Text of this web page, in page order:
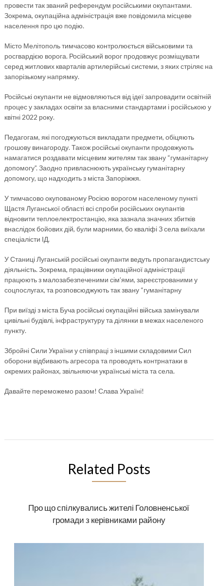
провести так званий референдум російськими окупантами.
Зокрема, окупаційна адміністрація вже повідомила місцеве
населення про цю подію.
Місто Мелітополь тимчасово контролюється військовими та
росгвардією ворога. Російський ворог продовжує розміщувати
серед житлових кварталів артилерійські системи, з яких стріляє на
запорізькому напрямку.
Російські окупанти не відмовляються від ідеї запровадити освітній
процес у закладах освіти за власними стандартами і російською у
квітні 2022 року.
Педагогам, які погоджуються викладати предмети, обіцяють
грошову винагороду. Також російські окупанти продовжують
намагатися роздавати місцевим жителям так звану “гуманітарну
допомогу”. Заодно привласнюють українську гуманітарну
допомогу, що надходить з міста Запоріжжя.
У тимчасово окупованому Росією ворогом населеному пункті
Щастя Луганської області всі спроби російських окупантів
відновити теплоелектростанцію, яка зазнала значних збитків
внаслідок бойових дій, були марними, бо кваліфі З села виїхали
спеціалісти ІД.
У Станиці Луганській російські окупанти ведуть пропагандистську
діяльність. Зокрема, працівники окупаційної адміністрації
працюють з малозабезпеченими сім’ями, зареєстрованими у
соцпослугах, та розповсюджують так звану “гуманітарну
При виїзді з міста Буча російські окупаційні війська замінували
цивільні будівлі, інфраструктуру та ділянки в межах населеного
пункту.
Збройні Сили України у співпраці з іншими складовими Сил
оборони відбивають агресора та проводять контрнатаки в
окремих районах, звільняючи українські міста та села.
Давайте переможемо разом! Слава Україні!
Related Posts
Про що спілкувались жителі Головненської
громади з керівниками району